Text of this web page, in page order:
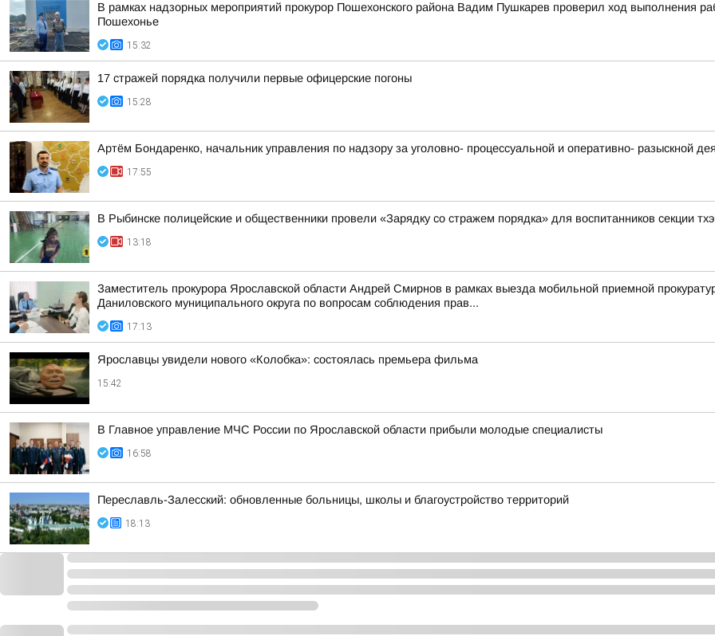
В рамках надзорных мероприятий прокурор Пошехонского района Вадим Пушкарев проверил ход выполнения
Пошехонье
15:32
17 стражей порядка получили первые офицерские погоны
15:28
Артём Бондаренко, начальник управления по надзору за уголовно- процессуальной и оперативно- разыскной
17:55
В Рыбинске полицейские и общественники провели «Зарядку со стражем порядка» для воспитанников секции
13:18
Заместитель прокурора Ярославской области Андрей Смирнов в рамках выезда мобильной приемной
Даниловского муниципального округа по вопросам соблюдения прав...
17:13
Ярославцы увидели нового «Колобка»: состоялась премьера фильма
15:42
В Главное управление МЧС России по Ярославской области прибыли молодые специалисты
16:58
Переславль-Залесский: обновленные больницы, школы и благоустройство территорий
18:13